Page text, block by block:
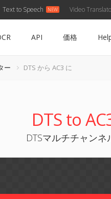
Text to Speech Video
API 価格
ー DTS から AC3 に
DTS to
DTSマルチチャン